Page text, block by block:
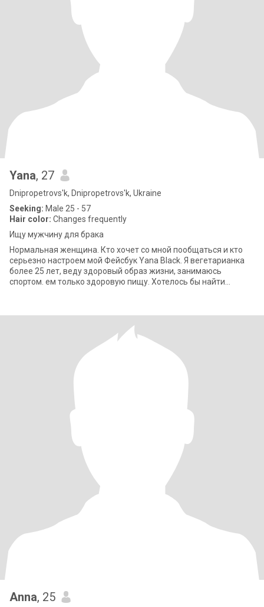
Yana, 27
Dnipropetrovs'k, Dnipropetrovs'k, Ukraine
Seeking: Male 25 - 57
Hair color: Changes frequently
Ищу мужчину для брака
Нормальная женщина. Кто хочет со мной пообщаться и кто
серьезно настроем мой Фейсбук Yana Black. Я вегетарианка
более 25 лет, веду здоровый образ жизни, занимаюсь
спортом. ем только здоровую пищу. Хотелось бы найти
Anna, 25